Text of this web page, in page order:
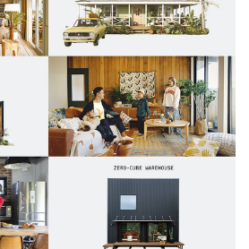
企業の
方へ
合わせ
プライ
バシー
ポリシ
ー
採用情
報